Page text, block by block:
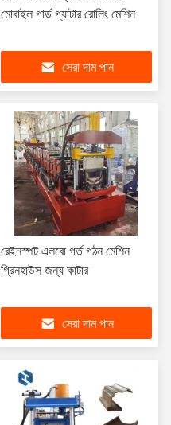
মোবাইল গার্ড গ্যাটার রোলিং মেশিন
সেরা দাম পান
রেইনস্পট এলবো গর্ত গঠন মেশিন
গ্রিনহাউস জন্য কাটার
সেরা দাম পান